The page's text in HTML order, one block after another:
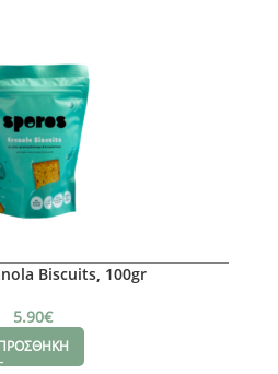
Biscuits, 100gr
5.90€